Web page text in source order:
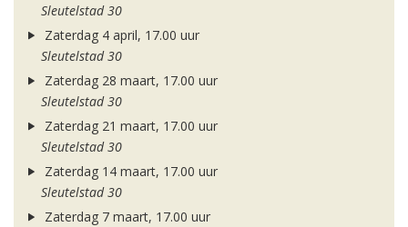
Sleutelstad 30
Zaterdag 4 april, 17.00 uur
Sleutelstad 30
Zaterdag 28 maart, 17.00 uur
Sleutelstad 30
Zaterdag 21 maart, 17.00 uur
Sleutelstad 30
Zaterdag 14 maart, 17.00 uur
Sleutelstad 30
Zaterdag 7 maart, 17.00 uur